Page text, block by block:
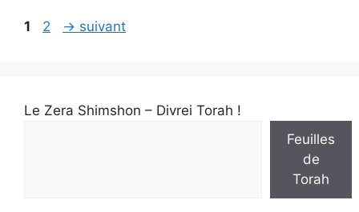
1 2 → suivant
Le Zera Shimshon – Divrei Torah !
Feuilles
de
Torah